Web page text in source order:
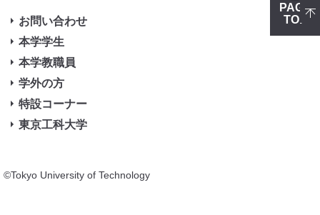
お問い合わせ
本学学生
本学教職員
学外の方
特設コーナー
東京工科大学
PAGE
TOP
©Tokyo University of Technology